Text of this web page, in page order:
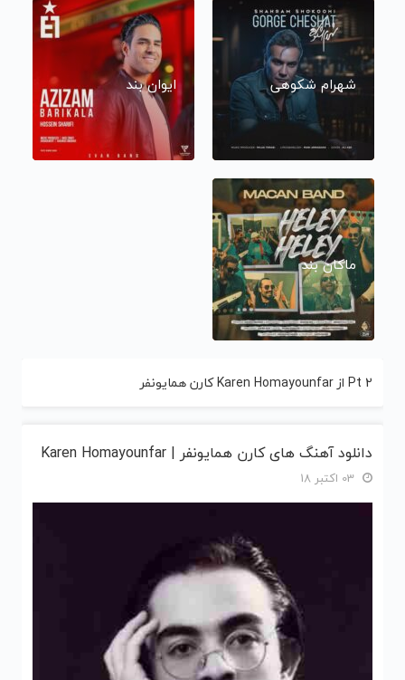
شهرام شکوهی ایوان بند
ماکان بند
Pt 2 از Karen Homayounfar کارن همایونفر
دانلود آهنگ های کارن همایونفر | Karen Homayounfar